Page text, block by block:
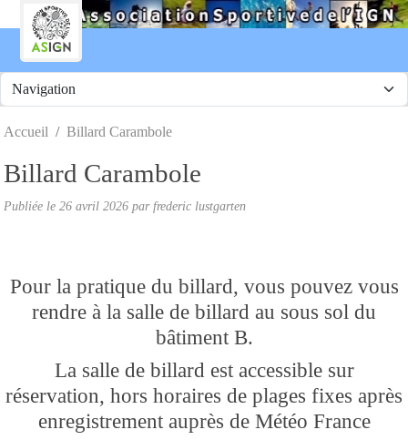
Accueil Billard Carambole
Billard Carambole
Publiée le 26 avril 2026 par frederic lustgarten
Pour la pratique du billard, vous pouvez vous
rendre à la salle de billard au sous sol du
bâtiment B.
La salle de billard est accessible sur
réservation, hors horaires de plages fixes après
enregistrement auprès de Météo France
Panneau de gestion des cookies